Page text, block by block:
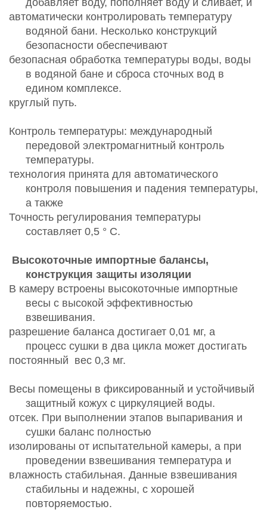
автоматически контролировать температуру
водяной бани. Несколько конструкций
безопасности обеспечивают
безопасная обработка температуры воды, воды
в водяной бане и сброса сточных вод в
едином комплексе.
круглый путь.
Контроль температуры: международный
передовой электромагнитный контроль
температуры.
технология принята для автоматического
контроля повышения и падения температуры,
а также
Точность регулирования температуры
составляет 0,5 ° С.
Высокоточные импортные балансы,
конструкция защиты изоляции
В камеру встроены высокоточные импортные
весы с высокой эффективностью
взвешивания.
разрешение баланса достигает 0,01 мг, а
процесс сушки в два цикла может достигать
постоянный вес 0,3 мг.
Весы помещены в фиксированный и устойчивый
защитный кожух с циркуляцией воды.
отсек. При выполнении этапов выпаривания и
сушки баланс полностью
изолированы от испытательной камеры, а при
проведении взвешивания температура и
влажность стабильная. Данные взвешивания
стабильны и надежны, с хорошей
повторяемостью.